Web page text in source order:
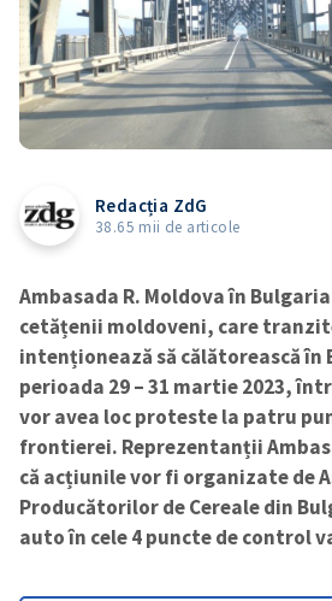
Redacția ZdG
38.65 mii de articole
Ambasada R. Moldova în
cetățenii moldoveni, care
intenționează să călătorească în
perioada 29 – 31 martie 2023,
vor avea loc proteste la patru
frontierei. Reprezentanții
că acțiunile vor fi organizate de
Producătorilor de Cereale din
auto în cele 4 puncte de control